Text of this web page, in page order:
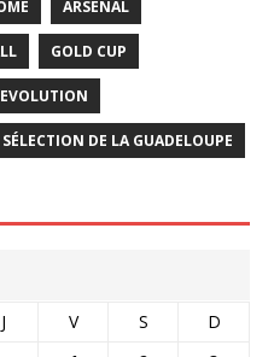
ARSENAL
GOLD CUP
EVOLUTION
SÉLECTION DE LA GUADELOUPE
J V S
D